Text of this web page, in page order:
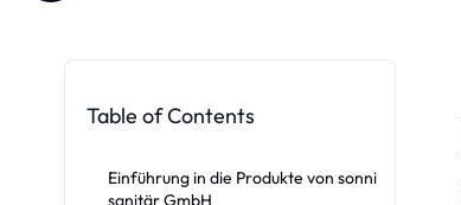
Table of Contents
Einführung in die Produkte von sonni
sanitär GmbH